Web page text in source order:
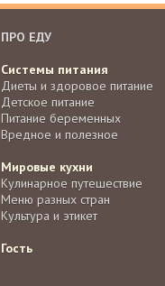
ПРО ЕДУ
Системы питания
Диеты и здоровое питание
Детское питание
Питание беременных
Вредное и полезное
Мировые кухни
Кулинарное путешествие
Меню разных стран
Культура и этикет
Гость